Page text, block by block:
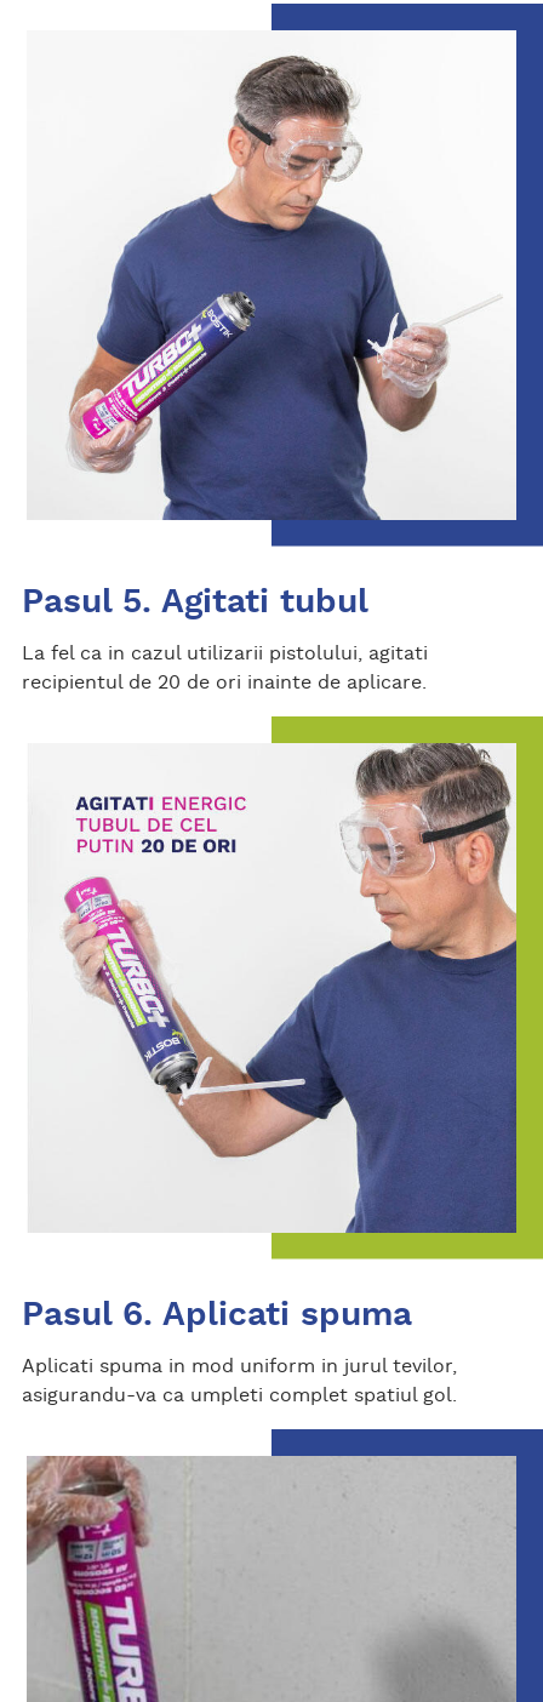
Pasul 5. Agitati tubul
La fel ca in cazul utilizarii pistolului, agitati
recipientul de 20 de ori inainte de aplicare.
Pasul 6. Aplicati spuma
Aplicati spuma in mod uniform in jurul tevilor,
asigurandu-va ca umpleti complet spatiul gol.